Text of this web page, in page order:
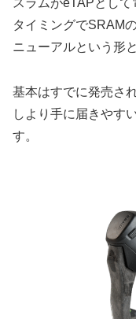
タイミングでSRAM
ニューアルという形
基本はすでに発売さ
しより手に届きやす
す。